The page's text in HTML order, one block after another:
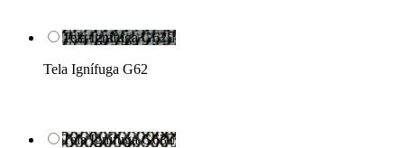
Tela Ignífuga G62
Tela Ignífuga G62
Tela Ignífuga G63